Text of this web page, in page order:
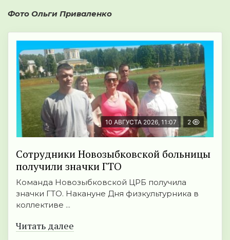
Фото Ольги Приваленко
10 АВГУСТА 2026, 11:07 2
Сотрудники Новозыбковской больницы
получили значки ГТО
Команда Новозыбковской ЦРБ получила
значки ГТО. Накануне Дня физкультурника в
коллективе ...
Читать далее